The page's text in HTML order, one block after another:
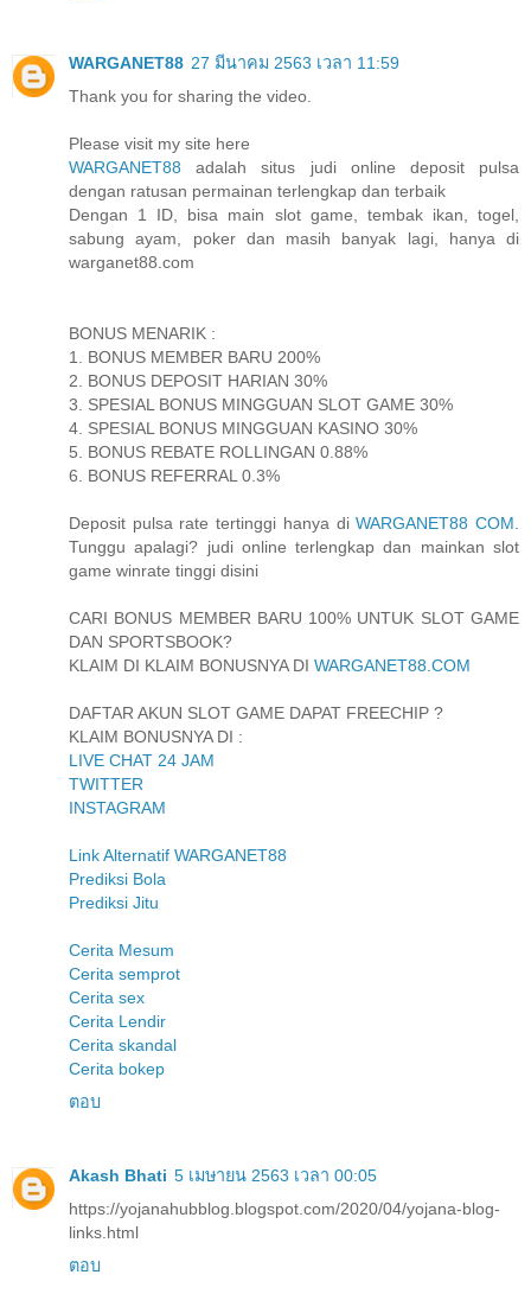
WARGANET88 27 มีนาคม 2563 เวลา 11:59
Thank you for sharing the video.
Please visit my site here
WARGANET88 adalah situs judi online deposit pulsa
dengan ratusan permainan terlengkap dan terbaik
Dengan 1 ID, bisa main slot game, tembak ikan, togel,
sabung ayam, poker dan masih banyak lagi, hanya di
warganet88.com
BONUS MENARIK :
1. BONUS MEMBER BARU 200%
2. BONUS DEPOSIT HARIAN 30%
3. SPESIAL BONUS MINGGUAN SLOT GAME 30%
4. SPESIAL BONUS MINGGUAN KASINO 30%
5. BONUS REBATE ROLLINGAN 0.88%
6. BONUS REFERRAL 0.3%
Deposit pulsa rate tertinggi hanya diWARGANET88 COM
Tunggu apalagi? judi online terlengkap dan mainkan slot
game winrate tinggi disini
CARI BONUS MEMBER BARU 100% UNTUK SLOT GAME
DAN SPORTSBOOK?
KLAIM DI KLAIM BONUSNYA DI WARGANET88.COM
DAFTAR AKUN SLOT GAME DAPAT FREECHIP ?
KLAIM BONUSNYA DI :
LIVE CHAT 24 JAM
TWITTER
INSTAGRAM
Link Alternatif WARGANET88
Prediksi Bola
Prediksi Jitu
Cerita Mesum
Cerita semprot
Cerita sex
Cerita Lendir
Cerita skandal
Cerita bokep
ตอบ
Akash Bhati 5 เมษายน 2563 เวลา 00:05
https://yojanahubblog.blogspot.com/2020/04/yojana-blog-
links.html
ตอบ